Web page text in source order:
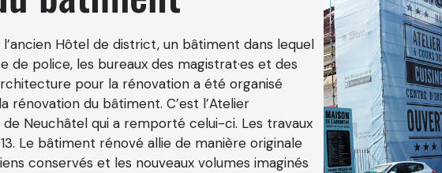
l’ancien Hôtel de district, un bâtiment dans lequel
de police, les bureaux des magistrat·es et des
pour la rénovation a été organisé
rénovation du bâtiment. C’est l’Atelier
Neuchâtel qui a remporté celui-ci. Les travaux
Le bâtiment rénové allie de manière originale
conservés et les nouveaux volumes imaginés